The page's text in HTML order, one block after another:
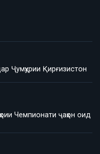
Ҷумҳурии Қирғизистон
Чемпионати ҷаҳон оид